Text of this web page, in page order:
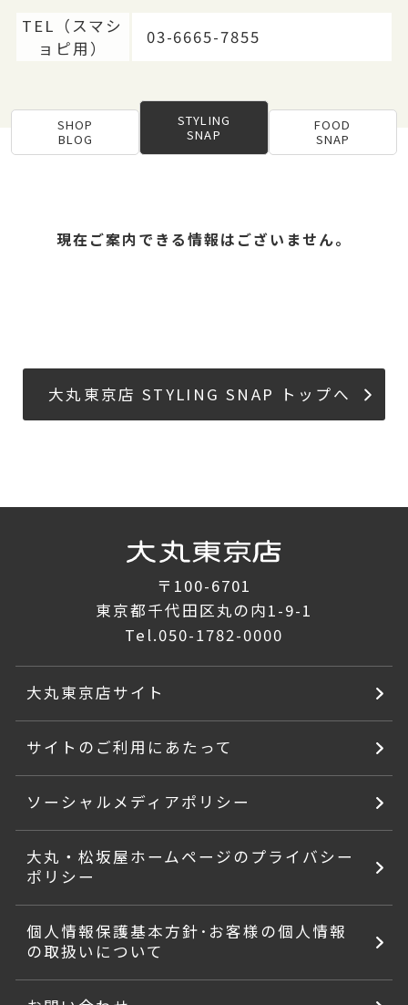
TEL（スマシ
ョピ用）
03-6665-7855
SHOP
BLOG
STYLING
SNAP
FOOD
SNAP
現在ご案内できる情報はございません。
大丸東京店 STYLING SNAP トップへ
〒100-6701
東京都千代田区丸の内1-9-1
Tel.050-1782-0000
大丸東京店サイト
サイトのご利用にあたって
ソーシャルメディアポリシー
大丸・松坂屋ホームページのプライバシー
ポリシー
個人情報保護基本方針･お客様の個人情報
の取扱いについて